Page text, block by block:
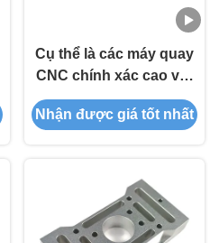
Cụ thể là các máy quay
CNC chính xác cao với
nhiều vật liệu gia công
và quy trình quay tích
Nhận được giá tốt nhất